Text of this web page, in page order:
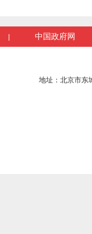
| 中国政府网
地址：北京市东